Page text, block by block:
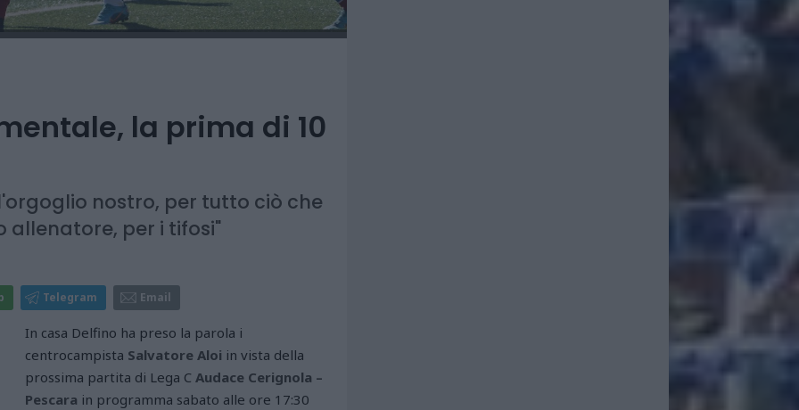
la prima di 10
nostro, per tutto ciò che
allenatore, per i tifosi"
Telegram Email
In casa Delfino ha preso la parola i
centrocampista Salvatore Aloi in vista della
prossima partita di Lega C Audace Cerignola –
Pescara in programma sabato alle ore 17:30